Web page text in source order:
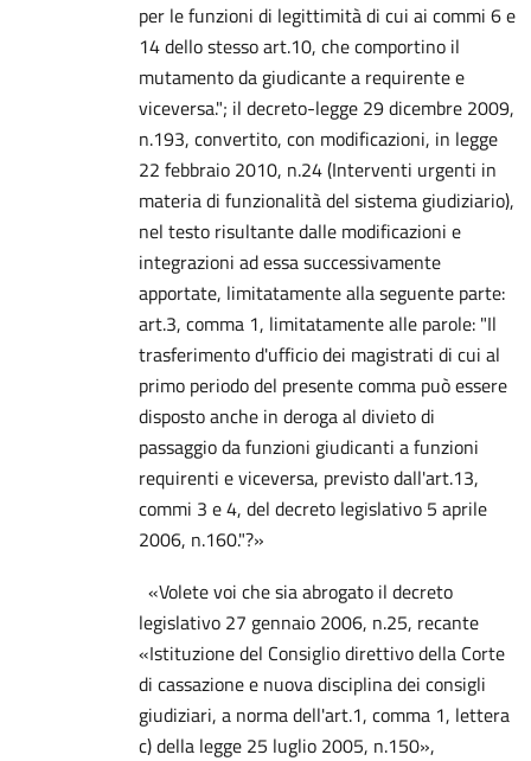
per le funzioni di legittimità di cui ai commi 6 e
14 dello stesso art.10, che comportino il
mutamento da giudicante a requirente e
viceversa."; il decreto-legge 29 dicembre 2009,
n.193, convertito, con modificazioni, in legge
22 febbraio 2010, n.24 (Interventi urgenti in
materia di funzionalità del sistema giudiziario),
nel testo risultante dalle modificazioni e
integrazioni ad essa successivamente
apportate, limitatamente alla seguente parte:
art.3, comma 1, limitatamente alle parole: "Il
trasferimento d'ufficio dei magistrati di cui al
primo periodo del presente comma può essere
disposto anche in deroga al divieto di
passaggio da funzioni giudicanti a funzioni
requirenti e viceversa, previsto dall'art.13,
commi 3 e 4, del decreto legislativo 5 aprile
2006, n.160."?»
«Volete voi che sia abrogato il decreto
legislativo 27 gennaio 2006, n.25, recante
«Istituzione del Consiglio direttivo della Corte
di cassazione e nuova disciplina dei consigli
giudiziari, a norma dell'art.1, comma 1, lettera
c) della legge 25 luglio 2005, n.150»,